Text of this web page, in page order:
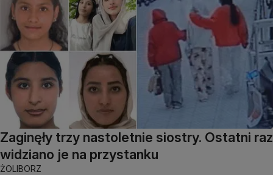
Zaginęły trzy nastoletnie siostry. Ostatni raz
widziano je na przystanku
ŻOLIBORZ